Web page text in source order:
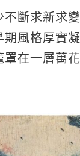
斷求新求
風格厚實
在一層萬